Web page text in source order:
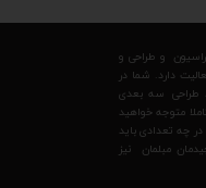
در زمینه دکوراسیون و طراحی و
دارد. شما در
طراحی سه بعدی
متوجه خواهید
چه تعدادی باید
مبلمان نیز